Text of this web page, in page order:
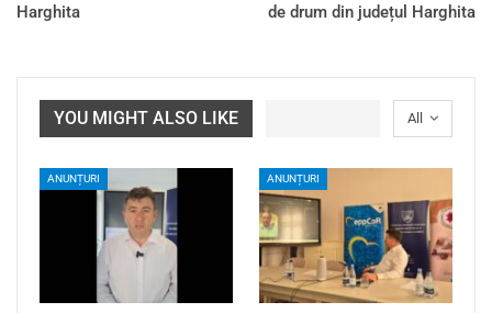
Harghita
de drum din județul Harghita
All
YOU MIGHT ALSO LIKE
ANUNȚURI ANUNȚURI